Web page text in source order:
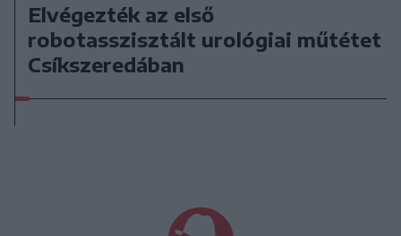
Elvégezték az első
robotasszisztált urológiai műtétet
Csíkszeredában